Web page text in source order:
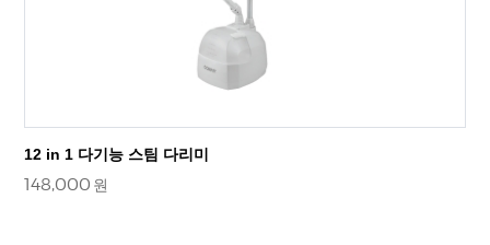
12 in 1 다기능 스팀 다리미
148,000 원